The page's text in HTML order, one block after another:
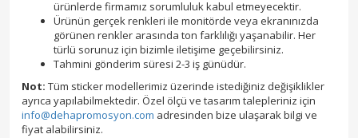
ürünlerde firmamız sorumluluk kabul etmeyecektir.
Ürünün gerçek renkleri ile monitörde veya ekranınızda
görünen renkler arasında ton farklılığı yaşanabilir. Her
türlü sorunuz için bizimle iletişime geçebilirsiniz.
Tahmini gönderim süresi 2-3 iş günüdür.
Not: Tüm sticker modellerimiz üzerinde istediğiniz değişiklikler
ayrıca yapılabilmektedir. Özel ölçü ve tasarım talepleriniz için
info@dehapromosyon.com adresinden bize ulaşarak bilgi ve
fiyat alabilirsiniz.